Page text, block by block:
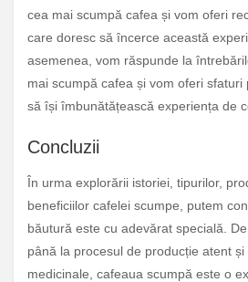
cea mai scumpă cafea și vom oferi
care doresc să încerce această
asemenea, vom răspunde la
mai scumpă cafea și vom oferi
să își îmbunătățească experiența de
Concluzii
În urma explorării istoriei, tipurilor,
beneficiilor cafelei scumpe, putem
băutură este cu adevărat specială.
până la procesul de producție atent și
medicinale, cafeaua scumpă este o